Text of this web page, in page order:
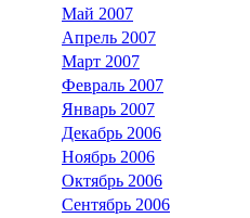
Май 2007
Апрель 2007
Март 2007
Февраль 2007
Январь 2007
Декабрь 2006
Ноябрь 2006
Октябрь 2006
Сентябрь 2006